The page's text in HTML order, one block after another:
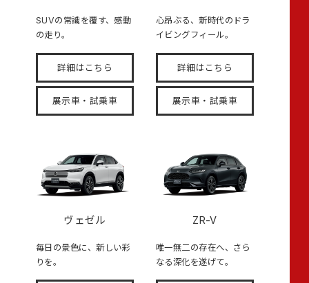
SUVの常識を覆す、感動
の走り。
詳細はこちら
展示車・試乗車
心昂ぶる、新時代のドラ
イビングフィール。
詳細はこちら
展示車・試乗車
ヴェゼル
毎日の景色に、新しい彩
りを。
ZR-V
唯一無二の存在へ、さら
なる深化を遂げて。